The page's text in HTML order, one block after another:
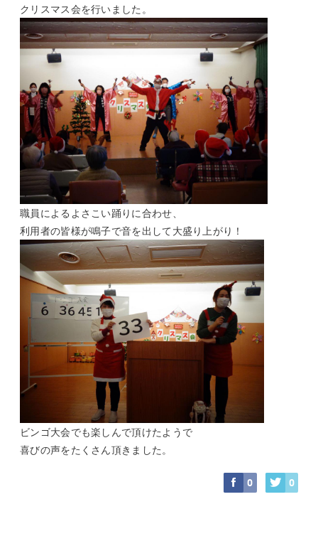
クリスマス会を行いました。
職員によるよさこい踊りに合わせ、
利用者の皆様が鳴子で音を出して大盛り上がり！
ビンゴ大会でも楽しんで頂けたようで
喜びの声をたくさん頂きました。
0 0